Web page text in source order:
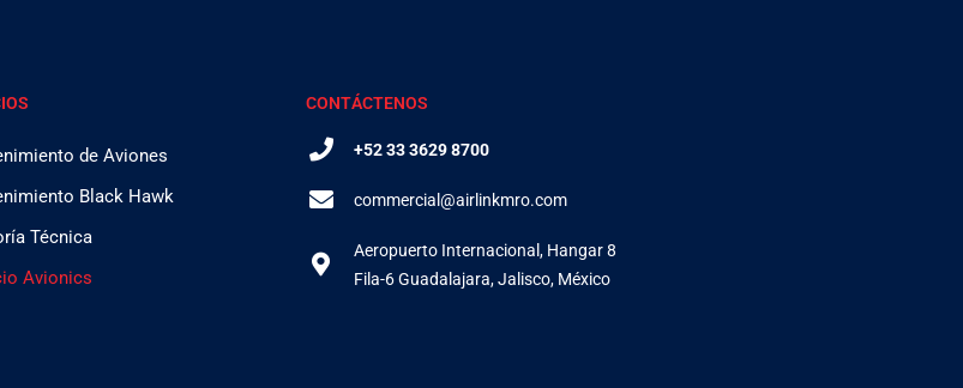
de Aviones
Black Hawk
Técnica
Avionics
CONTÁCTENOS
+52 33 3629 8700
commercial@airlinkmro.com
Aeropuerto Internacional, Hangar 8
Fila-6 Guadalajara, Jalisco, México